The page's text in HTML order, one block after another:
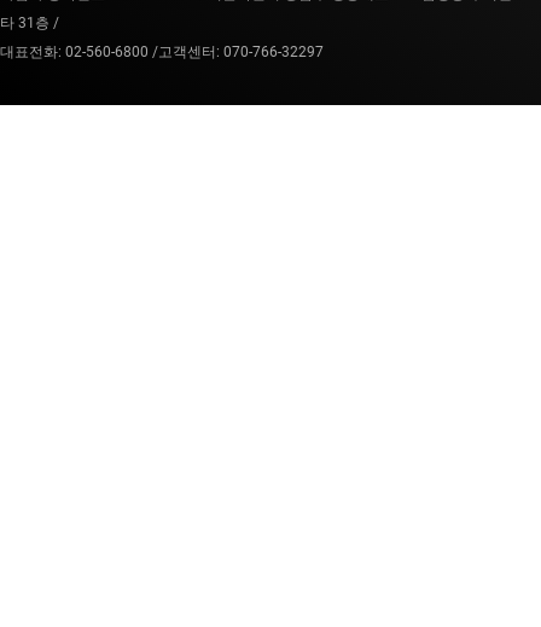
타 31층 /
대표전화: 02-560-6800 /고객센터: 070-766-32297